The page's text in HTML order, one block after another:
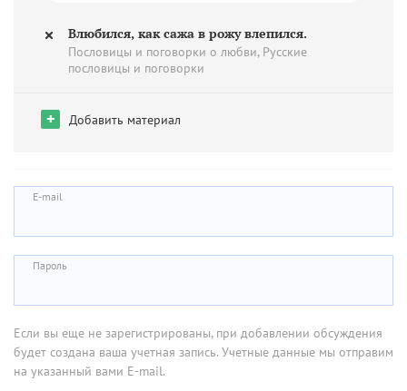
Влюбился, как сажа в рожу влепился.
Пословицы и поговорки о любви, Русские
пословицы и поговорки
+ Добавить материал
E-mail
Пароль
Если вы еще не зарегистрированы, при добавлении обсуждения
будет создана ваша учетная запись. Учетные данные мы отправим
на указанный вами E-mail.